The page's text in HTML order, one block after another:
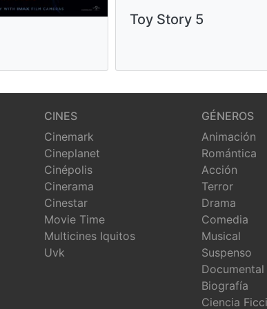
Toy Story 5
CINES
Cinemark
Cineplanet
Cinépolis
Cinerama
Cinestar
Movie Time
Multicines Iquitos
Uvk
GÉNEROS
Animación
Romántica
Acción
Terror
Drama
Comedia
Musical
Suspenso
Documental
Biografía
Ciencia